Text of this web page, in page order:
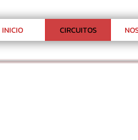
INICIO CIRCUITOS